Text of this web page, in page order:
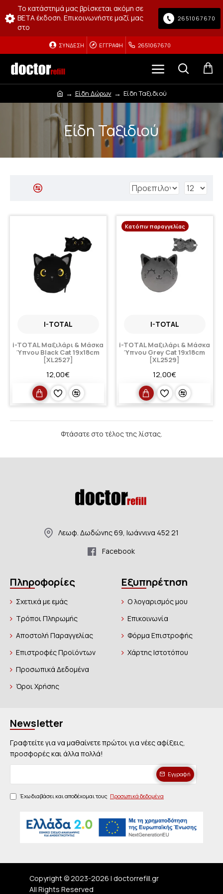
Το κατάστημά μας βρίσκεται ακόμη σε
BETA έκδοση. Επικοινωνήστε μαζί μας
στο
2651067670
ΣΎΝΔΕΣΗ ΕΓΓΡΑΦΉ 2651067670
Είδη Δώρων Είδη Ταξιδιού
Είδη Ταξιδιού
I-TOTAL
i-TOTAL Μαξιλάρι & Μάσκα
Ύπνου Black Cat 19x18cm
[XL2527]
12,00€
Κατόπιν παραγγελίας
I-TOTAL
i-TOTAL Μαξιλάρι & Μάσκα
Ύπνου Grey Cat 19x18cm
[XL2529]
12,00€
Φτάσατε στο τέλος της λίστας.
Λεωφ. Δωδώνης 69, Ιωάννινα 452 21
Facebook
Πληροφορίες
Σχετικά με εμάς
Τρόποι Πληρωμής
Αποστολή Παραγγελίας
Επιστροφές Προϊόντων
Προσωπικά Δεδομένα
Όροι Χρήσης
Εξυπηρέτηση
Ο λογαρισμός μου
Επικοινωνία
Φόρμα Επιστροφής
Χάρτης Ιστοτόπου
Newsletter
Γραφτείτε για να μαθαίνετε πρώτοι για νέες αφίξεις,
προσφορές και άλλα πολλά!
Εγγραφή
Έχω διαβάσει και αποδέχομαι τους Προσωπικά δεδομένα
Copyright © 2023-2026 | doctorrefill.gr
All Rights Reserved